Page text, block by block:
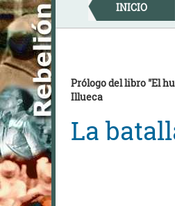
Skip
to
content
INICIO
Prólogo del libro "El
Illueca
La